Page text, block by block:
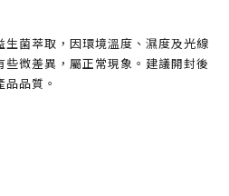
菌萃取，因環境溫度、濕度及光線
微差異，屬正常現象。建議開封後
品質。